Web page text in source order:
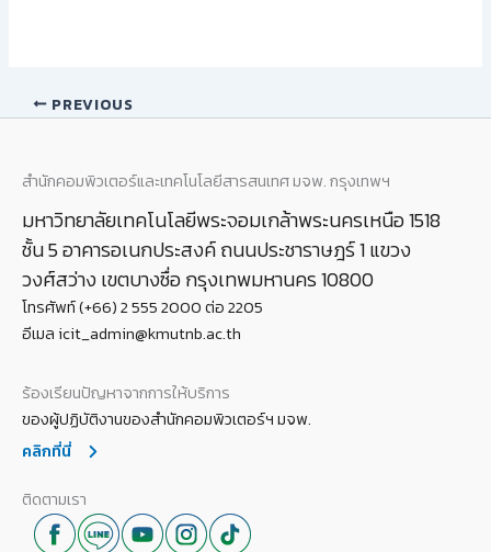
PREVIOUS
สำนักคอมพิวเตอร์และเทคโนโลยีสารสนเทศ มจพ. กรุงเทพฯ
มหาวิทยาลัยเทคโนโลยีพระจอมเกล้าพระนครเหนือ 1518
ชั้น 5 อาคารอเนกประสงค์ ถนนประชาราษฎร์ 1 แขวง
วงศ์สว่าง เขตบางซื่อ กรุงเทพมหานคร 10800
โทรศัพท์ (+66) 2 555 2000 ต่อ 2205
อีเมล icit_admin@kmutnb.ac.th
ร้องเรียนปัญหาจากการให้บริการ
ของผู้ปฏิบัติงานของสำนักคอมพิวเตอร์ฯ มจพ.
คลิกที่นี่
ติดตามเรา